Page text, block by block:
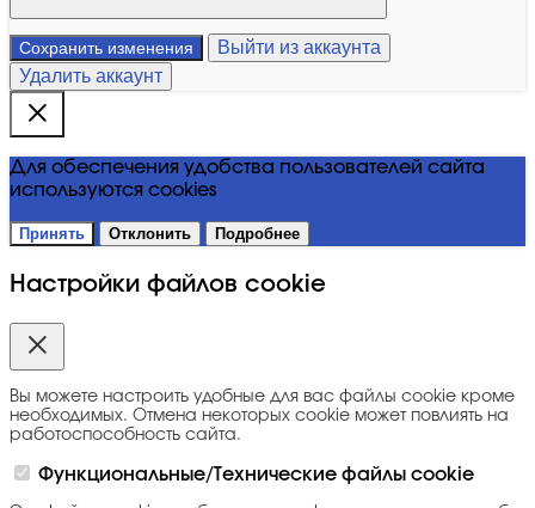
Сохранить изменения
Выйти из аккаунта
Удалить аккаунт
Для обеспечения удобства пользователей сайта
используются cookies
Принять Отклонить Подробнее
Настройки файлов cookie
Вы можете настроить удобные для вас файлы cookie кроме
необходимых. Отмена некоторых cookie может повлиять на
работоспособность сайта.
Функциональные/Технические файлы cookie